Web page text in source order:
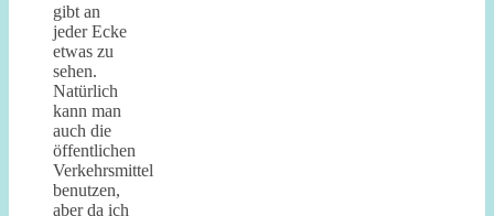
gibt an
jeder Ecke
etwas zu
sehen.
Natürlich
kann man
auch die
öffentlichen
Verkehrsmittel
benutzen,
aber da ich